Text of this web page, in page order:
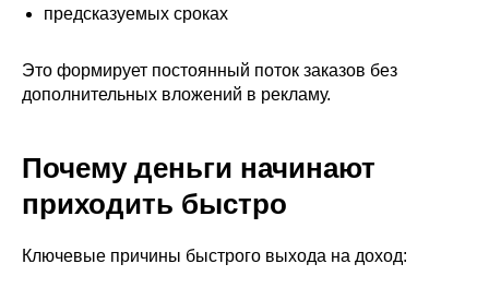
предсказуемых сроках
Это формирует постоянный поток заказов без
дополнительных вложений в рекламу.
Почему деньги начинают
приходить быстро
Ключевые причины быстрого выхода на доход: